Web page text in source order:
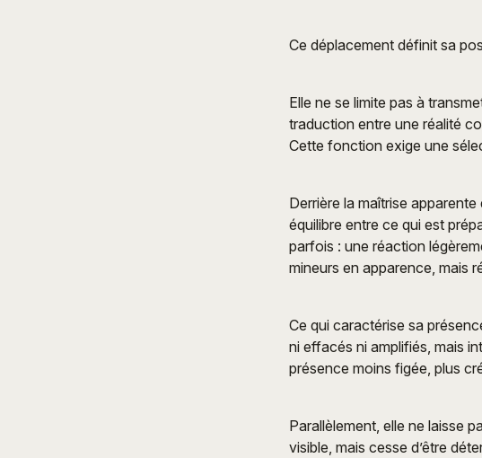
Ce déplacement définit sa
Elle ne se limite pas à
traduction entre une réalité
Cette fonction exige une
Derrière la maîtrise
équilibre entre ce qui est
parfois : une réaction
mineurs en apparence, mais
Ce qui caractérise sa
ni effacés ni amplifiés, mais
présence moins figée, plus
Parallèlement, elle ne laisse
visible, mais cesse d’être